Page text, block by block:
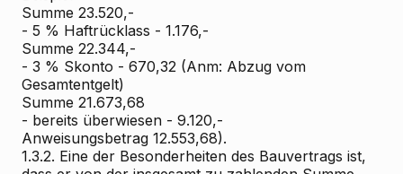
Summe 23.520,-
- 5 % Haftrücklass - 1.176,-
Summe 22.344,-
- 3 % Skonto - 670,32 (Anm: Abzug vom
Gesamtentgelt)
Summe 21.673,68
- bereits überwiesen - 9.120,-
Anweisungsbetrag 12.553,68).
1.3.2. Eine der Besonderheiten des Bauvertrags ist,